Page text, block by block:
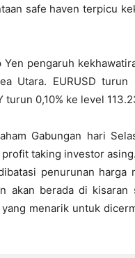
safe haven terpicu
pengaruh
Utara. EURUSD turun
turun 0,10% ke level
Gabungan hari
taking investor
penurunan harga
akan berada di
menarik untuk